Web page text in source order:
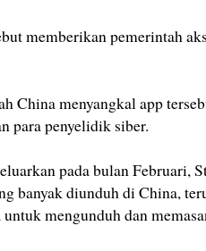
memberikan pemerintah
China menyangkal app
para penyelidik siber.
pada bulan Februari,
banyak diunduh di China,
mengunduh dan